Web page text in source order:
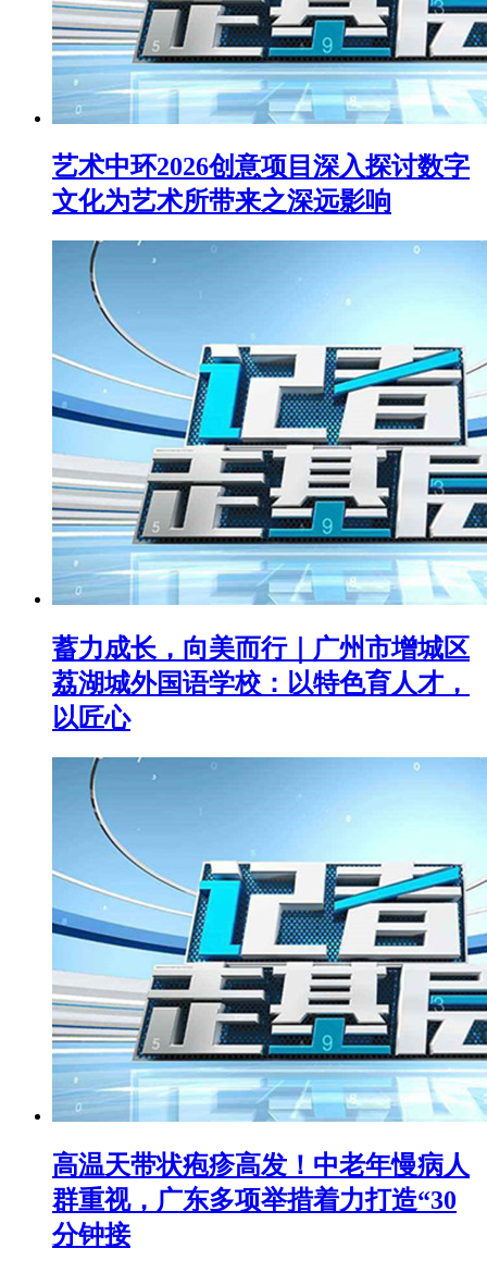
艺术中环2026创意项目深入探讨数字
文化为艺术所带来之深远影响
蓄力成长，向美而行｜广州市增城区
荔湖城外国语学校：以特色育人才，
以匠心
高温天带状疱疹高发！中老年慢病人
群重视，广东多项举措着力打造“30
分钟接